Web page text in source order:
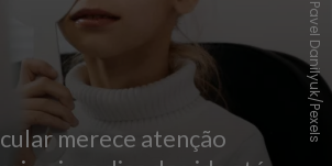
merece atenção
Pavel Danilyuk/Pexels